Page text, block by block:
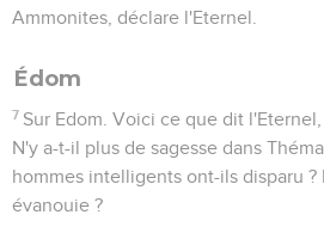
Ammonites, déclare l'Eternel.
Édom
7 Sur Edom. Voici ce que dit
N'y a-t-il plus de sagesse dans
hommes intelligents ont-ils disparu ?
évanouie ?